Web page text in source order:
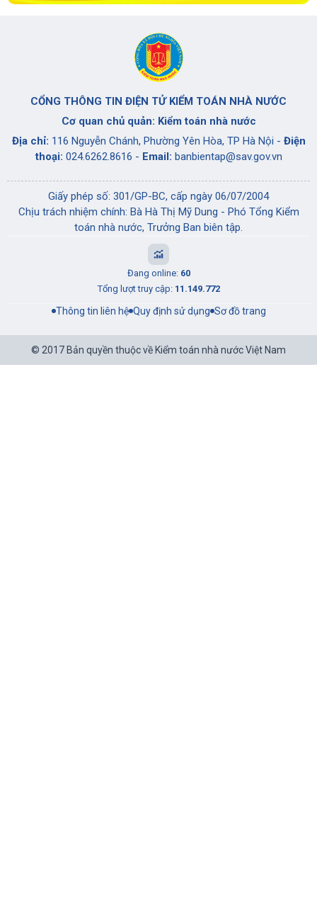
CỔNG THÔNG TIN ĐIỆN TỬ KIỂM TOÁN NHÀ NƯỚC
Cơ quan chủ quản: Kiểm toán nhà nước
Địa chỉ:116 Nguyễn Chánh, Phường Yên Hòa, TP Hà Nội -
Giấy phép số: 301/GP-BC, cấp ngày 06/07/2004
Chịu trách nhiệm chính: Bà Hà Thị Mỹ Dung - Phó Tổng Kiểm
toán nhà nước, Trưởng Ban biên tập.
Đang online: 60
Tổng lượt truy cập:
11.149.772
© 2017 Bản quyền thuộc về Kiểm toán nhà nước Việt Nam